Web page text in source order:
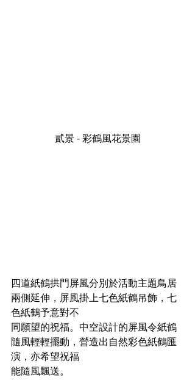
貳景 - 彩鶴風花景園
四道紙鶴拱門屏風分別於活動主題鳥居
兩側延伸，屏風掛上七色紙鶴吊飾，七
色紙鶴予意對不
同願望的祝福。中空設計的屏風令紙鶴
隨風輕輕擺動，營造出自然彩色紙鶴匯
演，亦希望祝福
能隨風飄送。